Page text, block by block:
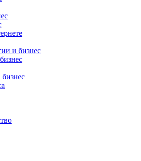
и бизнес